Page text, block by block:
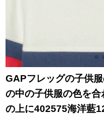
GAPフレッグの子供
の中の子供服の色を
の上に402575海洋藍